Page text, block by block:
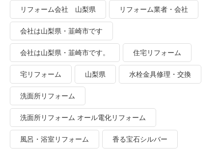
リフォーム会社 山梨県 リフォーム業者・会社
会社は山梨県・韮崎市です
会社は山梨県・韮崎市です。 住宅リフォーム
宅リフォーム 山梨県 水栓金具修理・交換
洗面所リフォーム
洗面所リフォーム オール電化リフォーム
風呂・浴室リフォーム 香る宝石シルバー